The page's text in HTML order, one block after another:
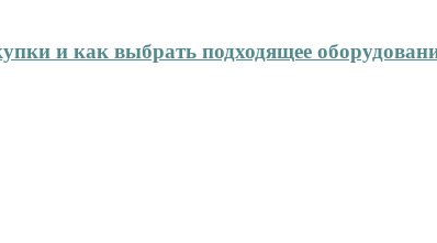
и как выбрать подходящее